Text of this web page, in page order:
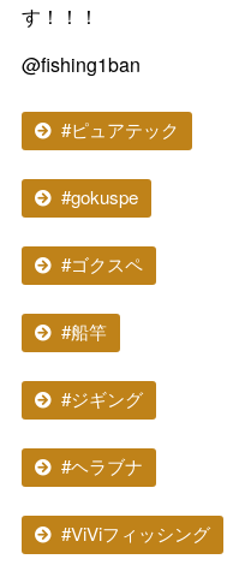
す！！！
@fishing1ban
#ピュアテック
#gokuspe
#ゴクスペ
#船竿
#ジギング
#ヘラブナ
#ViViフィッシング